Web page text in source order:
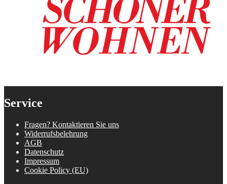
Service
Fragen? Kontaktieren Sie uns
Widerrufsbelehrung
AGB
Datenschutz
Impressum
Cookie Policy (EU)